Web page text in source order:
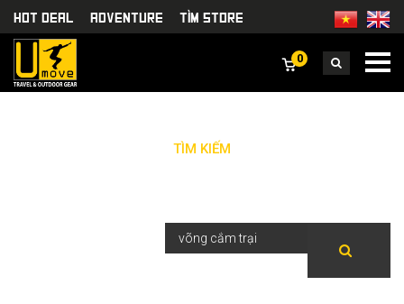
HOT DEAL Adventure TÌm Store
0
TÌM KIẾM